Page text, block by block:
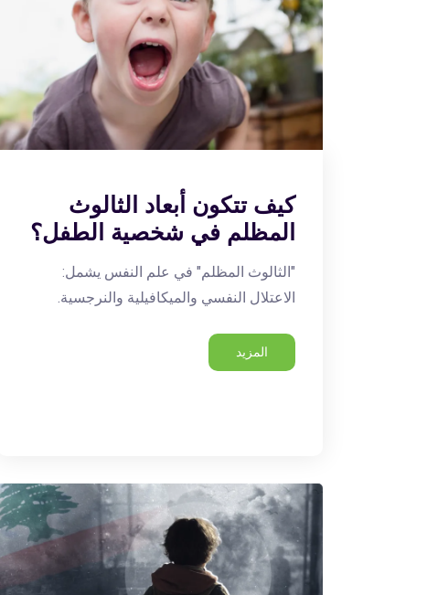
كيف تتكون أبعاد الثالوث
المظلم في شخصية الطفل؟
"الثالوث المظلم" في علم النفس يشمل:
الاعتلال النفسي والميكافيلية والنرجسية.
المزيد